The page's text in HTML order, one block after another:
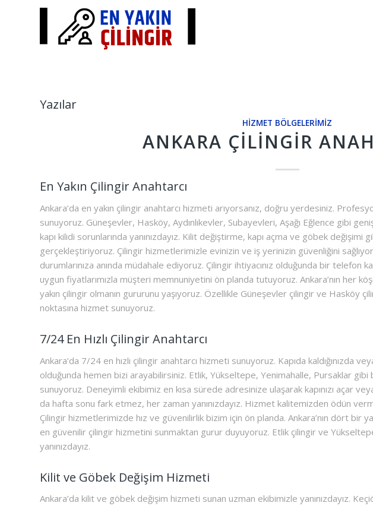
Yazılar
HIZMET BÖLGELERIMIZ
ANKARA ÇILINGIR
En Yakın Çilingir Anahtarcı
Ankara’da en yakın çilingir anahtarcı hizmeti arıyorsanız, doğru yerdesiniz.
sunuyoruz. Güneşevler, Hasköy, Aydınlıkevler, Subayevleri, Aşağı Eğlence gibi
kapı kilidi sorunlarında yanınızdayız. Kilit değiştirme, kapı açma ve göbek değişimi
gerçekleştiriyoruz. Çilingir hizmetlerimizle evinizin ve iş yerinizin güvenliğini
durumlarınıza anında müdahale ediyoruz. Çilingir ihtiyacınız olduğunda bir telefon
uygun fiyatlarımızla müşteri memnuniyetini ön planda tutuyoruz. Ankara’nın her
yakın çilingir olmanın gururunu yaşıyoruz. Özellikle Güneşevler çilingir ve Hasköy
noktasına hizmet sunuyoruz.
7/24 En Hızlı Çilingir Anahtarcı
Ankara’da 7/24 en hızlı çilingir anahtarcı hizmeti sunuyoruz. Kapıda kaldığınızda
olduğunda hemen bizi arayabilirsiniz. Etlik, Yükseltepe, Yenimahalle, Pursaklar
sunuyoruz. Deneyimli ekibimiz en kısa sürede adresinize ulaşarak kapınızı açar
da hafta sonu fark etmez, her zaman yanınızdayız. Hizmet kalitemizden ödün
Çilingir hizmetlerimizde hız ve güvenilirlik bizim için ön planda. Ankara’nın dört bir
en güvenilir çilingir hizmetini sunmaktan gurur duyuyoruz. Etlik çilingir ve
yanınızdayız.
Kilit ve Göbek Değişim Hizmeti
Ankara’da kilit ve göbek değişim hizmeti sunan uzman ekibimizle yanınızdayız.